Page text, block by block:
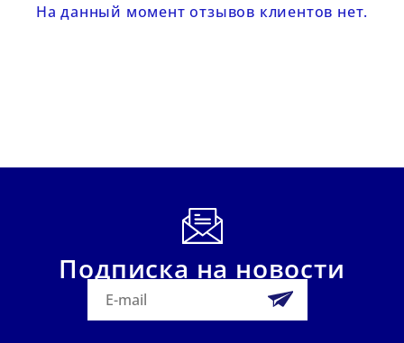
На данный момент отзывов клиентов нет.
Подписка на новости